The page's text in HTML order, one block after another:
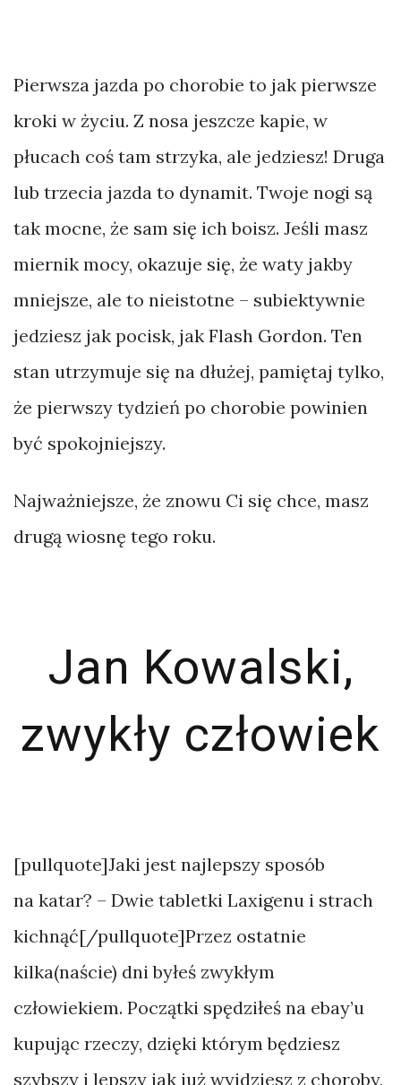
Pierwsza jazda po chorobie to jak pierwsze
kroki w życiu. Z nosa jeszcze kapie, w
płucach coś tam strzyka, ale jedziesz! Druga
lub trzecia jazda to dynamit. Twoje nogi są
tak mocne, że sam się ich boisz. Jeśli masz
miernik mocy, okazuje się, że waty jakby
mniejsze, ale to nieistotne – subiektywnie
jedziesz jak pocisk, jak Flash Gordon. Ten
stan utrzymuje się na dłużej, pamiętaj tylko,
że pierwszy tydzień po chorobie powinien
być spokojniejszy.
Najważniejsze, że znowu Ci się chce, masz
drugą wiosnę tego roku.
Jan Kowalski,
zwykły człowiek
[pullquote]Jaki jest najlepszy sposób
na katar? – Dwie tabletki Laxigenu i strach
kichnąć[/pullquote]Przez ostatnie
kilka(naście) dni byłeś zwykłym
człowiekiem. Początki spędziłeś na ebay’u
kupując rzeczy, dzięki którym będziesz
szybszy i lepszy jak już wyjdziesz z choroby,